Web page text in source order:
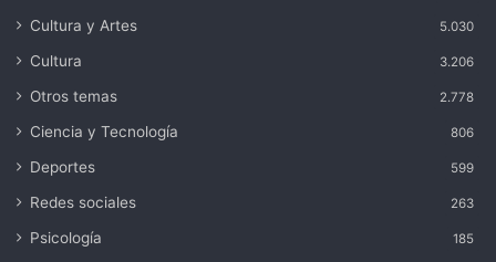
Cultura y Artes 5.030
Cultura 3.206
Otros temas 2.778
Ciencia y Tecnología 806
Deportes 599
Redes sociales 263
Psicología 185